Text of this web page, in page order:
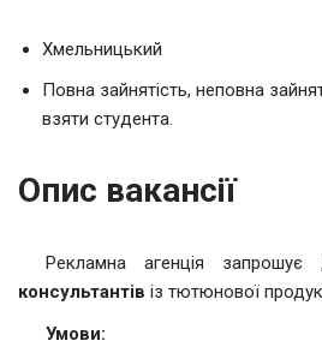
Хмельницький
Повна зайнятість, неповна
взяти студента.
Опис вакансії
Рекламна агенція запрошує
консультантів із тютюнової
Умови: